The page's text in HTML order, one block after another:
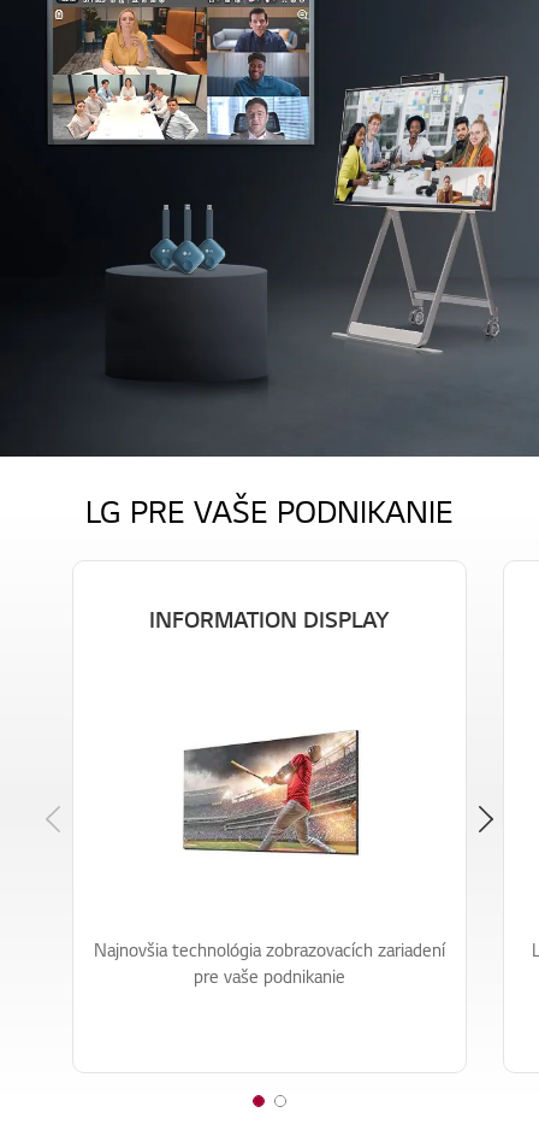
LG PRE VAŠE PODNIKANIE
Previous
INFORMATION DISPLAY
Najnovšia technológia zobrazovacích zariadení
pre vaše podnikanie
1 2